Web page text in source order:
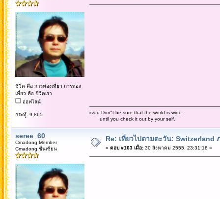
ชีวิต คือ การท่องเที่ยว การท่อง
เที่ยว คือ ชีวิตเรา
ออฟไลน์
กระทู้: 9,865
iss u.Don"t be sure that the world is wide
until you check it out by your self.
seree_60
Cmadong Member
Cmadong ชั้นเซียน
Re: เที่ยวไปตามตะวัน: Switzerland
« ตอบ #163 เมื่อ:30 สิงหาคม 2555, 23:31:18 »